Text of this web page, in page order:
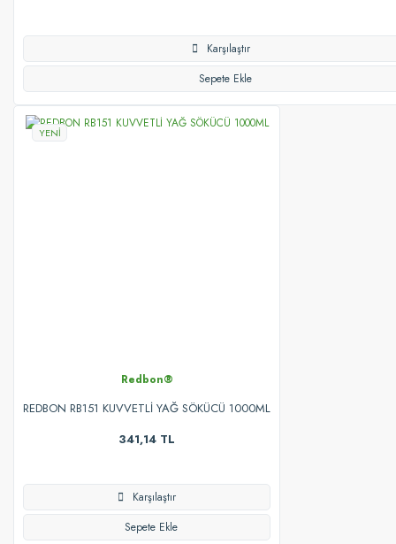
Karşılaştır
Sepete Ekle
YENİ
Redbon®
REDBON RB151 KUVVETLİ YAĞ SÖKÜCÜ 1000ML
341,14 TL
Karşılaştır
Sepete Ekle